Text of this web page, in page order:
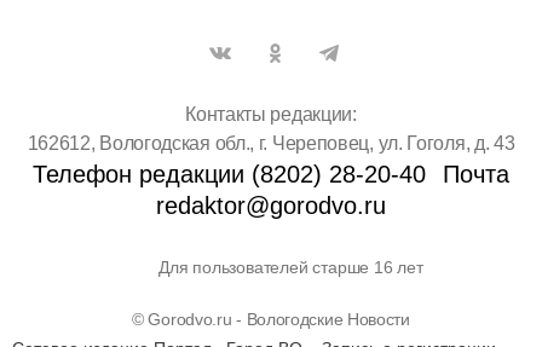
Контакты редакции:
162612, Вологодская обл., г. Череповец, ул. Гоголя, д. 43
Телефон редакции (8202) 28-20-40
Почта
redaktor@gorodvo.ru
Для пользователей старше 16 лет
© Gorodvo.ru - Вологодские Новости